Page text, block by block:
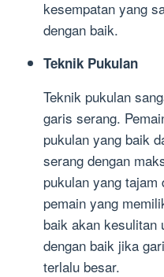
kesempatan yang
dengan baik.
Teknik Pukulan
Teknik pukulan
garis serang.
pukulan yang baik
serang dengan
pukulan yang
pemain yang
baik akan kesulitan
dengan baik jika
terlalu besar.